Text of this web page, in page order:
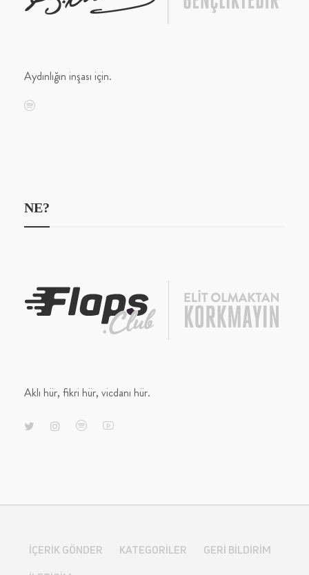
Aydınlığın inşası için.
NE?
Aklı hür, fikri hür, vicdanı hür.
İÇERIK GÖNDER KATEGORILER
GERI BILDIRIM